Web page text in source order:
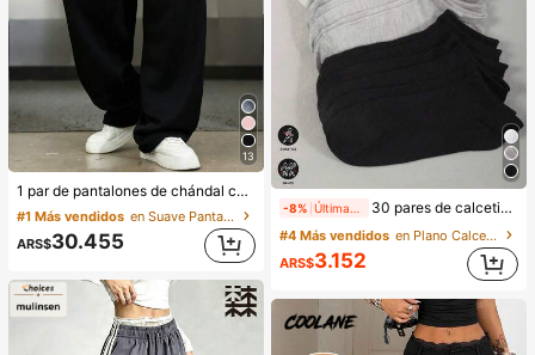
13
1 par de pantalones de chándal casuales de corte holgado para hombre, diseño minimalista de unicolor con pernera ancha, cintura con cordón, bolsillos grandes, adecuados para uso diario, caminar, trabajo, salidas. Un excelente regalo del Día del Padre para papá, ropa deportiva
#1 Más vendidos
en Suave Pantalones deportivos para hombre
ARS$30.455
-8% 30 pares de calcetines deportivos unisex, calcetines de unicolor minimalista de moda en negro/blanco/gris, adecuados para uso casual diario, disponibles en 20 pares/10 pares/15 pares/10 pares/6 pares/1 par
#4 Más vendidos
en Plano Calcetines tobilleros para mujer
ARS$3.152